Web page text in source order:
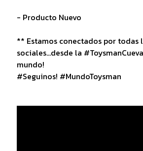
- Producto Nuevo
** Estamos conectados por todas
sociales...desde la
mundo!
#Seguinos! #MundoToysman